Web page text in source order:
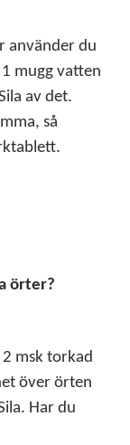
använder du
mugg vatten
av det.
så
örter?
msk torkad
över örten
Har du